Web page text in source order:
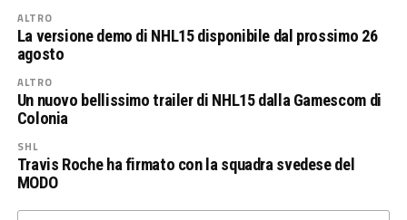
ALTRO
La versione demo di NHL15 disponibile dal prossimo 26
agosto
ALTRO
Un nuovo bellissimo trailer di NHL15 dalla Gamescom di
Colonia
SHL
Travis Roche ha firmato con la squadra svedese del
MODO